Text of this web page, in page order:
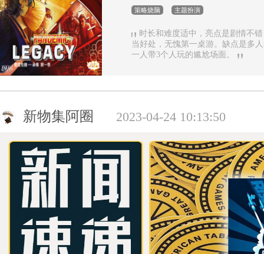
策略烧脑 主题扮演
时长和难度适中，亮点是剧情不
当好处，无愧第一桌游。缺点是多
一人带3个人玩的尴尬场面。
新物集阿圈 2023-04-24 10:13:50